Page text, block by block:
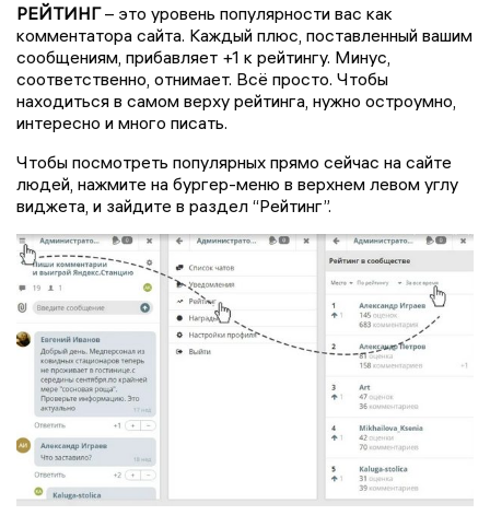
РЕЙТИНГ– это уровень популярности вас как
комментатора сайта. Каждый плюс, поставленный вашим
сообщениям, прибавляет +1 к рейтингу. Минус,
соответственно, отнимает. Всё просто. Чтобы
находиться в самом верху рейтинга, нужно остроумно,
интересно и много писать.
Чтобы посмотреть популярных прямо сейчас на сайте
людей, нажмите на бургер-меню в верхнем левом углу
виджета, и зайдите в раздел “Рейтинг”.